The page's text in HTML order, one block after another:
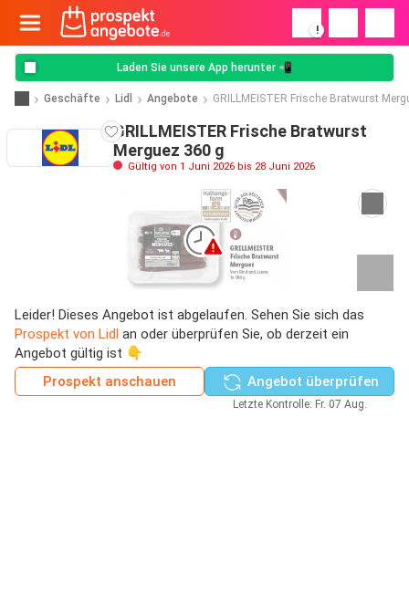
!
Laden Sie unsere App herunter 📲
Geschäfte Lidl Angebote GRILLMEISTER Frische Bratwurst
GRILLMEISTER Frische Bratwurst
Merguez 360 g
Gültig von 1 Juni 2026 bis 28 Juni 2026
Leider! Dieses Angebot ist abgelaufen. Sehen Sie sich das
Prospekt von Lidl an oder überprüfen Sie, ob derzeit ein
Angebot gültig ist 👇
Prospekt anschauen
Angebot überprüfen
Letzte Kontrolle: Fr. 07 Aug.